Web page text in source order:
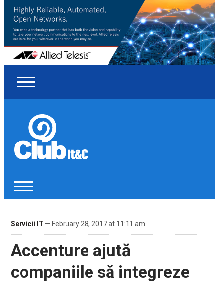
Servicii IT — February 28, 2017 at 11:11 am
Accenture ajută
companiile să integreze